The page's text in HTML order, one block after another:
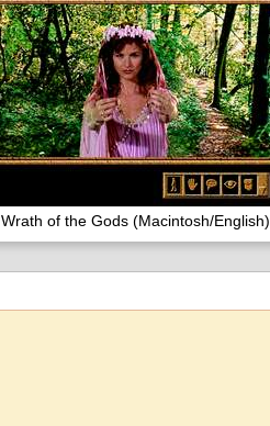
Wrath of the Gods (Macintosh/English)